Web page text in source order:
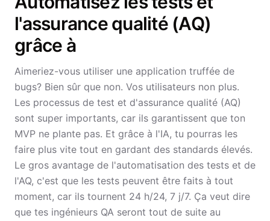
l'assurance qualité (AQ)
grâce à
Aimeriez-vous utiliser une application truffée de
bugs? Bien sûr que non. Vos utilisateurs non plus.
Les processus de test et d'assurance qualité (AQ)
sont super importants, car ils garantissent que ton
MVP ne plante pas. Et grâce à l'IA, tu pourras les
faire plus vite tout en gardant des standards élevés.
Le gros avantage de l'automatisation des tests et de
l'AQ, c'est que les tests peuvent être faits à tout
moment, car ils tournent 24 h/24, 7 j/7. Ça veut dire
que tes ingénieurs QA seront tout de suite au